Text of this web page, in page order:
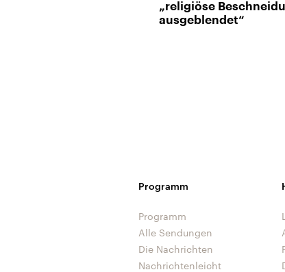
„religiöse
ausgeblendet“
Programm
Programm
Alle Sendungen
Die Nachrichten
Nachrichtenleicht